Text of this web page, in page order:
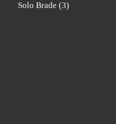
Solo Brade (3)